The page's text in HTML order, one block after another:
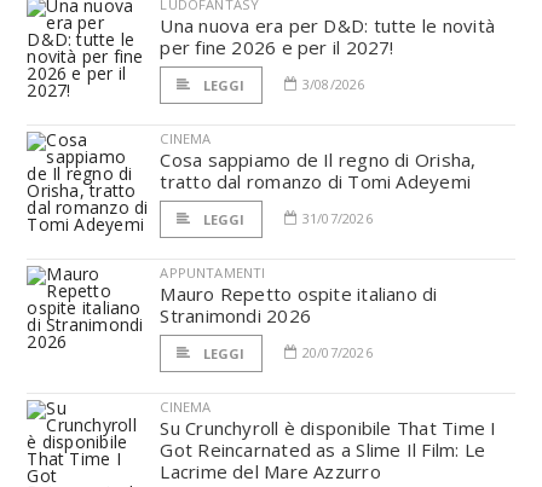
LUDOFANTASY
Una nuova era per D&D: tutte le novità
per fine 2026 e per il 2027!
LEGGI 3/08/2026
CINEMA
Cosa sappiamo de Il regno di Orisha,
tratto dal romanzo di Tomi Adeyemi
LEGGI 31/07/2026
APPUNTAMENTI
Mauro Repetto ospite italiano di
Stranimondi 2026
LEGGI 20/07/2026
CINEMA
Su Crunchyroll è disponibile That Time I
Got Reincarnated as a Slime Il Film: Le
Lacrime del Mare Azzurro